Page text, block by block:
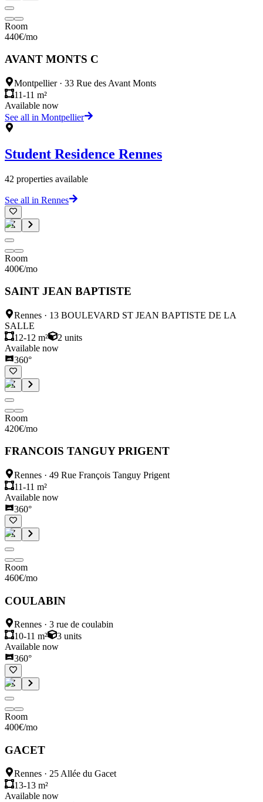
Room
440€/mo
AVANT MONTS C
Montpellier· 33 Rue des Avant Monts
11-11 m²
Available now
See all in Montpellier
Student Residence Rennes
42 properties available
See all in Rennes
Room
400€/mo
SAINT JEAN BAPTISTE
Rennes · 13 BOULEVARD ST JEAN BAPTISTE DE LA
SALLE
12-12 m²
2 units
Available now
360°
Room
420€/mo
FRANCOIS TANGUY PRIGENT
Rennes · 49 Rue François Tanguy Prigent
11-11 m²
Available now
360°
Room
460€/mo
COULABIN
Rennes · 3 rue de coulabin
10-11 m²
3 units
Available now
360°
Room
400€/mo
GACET
Rennes · 25 Allée du Gacet
13-13 m²
Available now